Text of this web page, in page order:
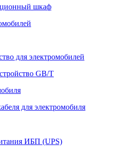
шкаф
для электромобилей
GB/T
для электромобиля
ИБП (UPS)